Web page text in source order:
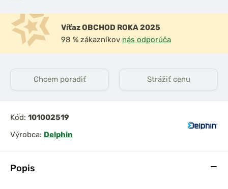
Popis
Víťaz OBCHOD ROKA 2025
98 % zákazníkov nás odporúča
Chcem poradiť Strážiť cenu
Kód: 101002519
Výrobca: Delphin